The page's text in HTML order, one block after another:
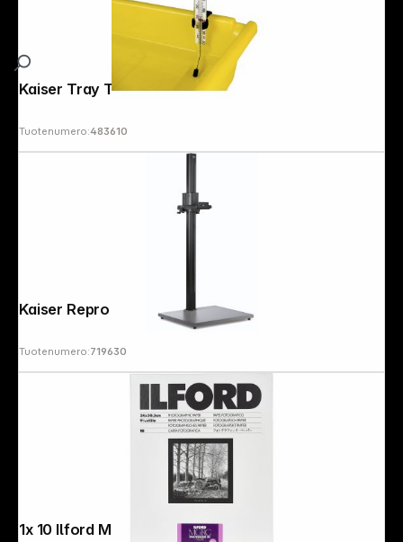
Kaiser Tray Thermometer 4083
Tuotenumero:483610
Kaiser Repro Tripod RSDmot 1.8
Tuotenumero:719630
1x 10 Ilford MG RC DL 1M 24x30